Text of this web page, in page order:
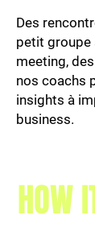
Des
petit groupe
meeting,
nos coachs
insights à
business.
HOW